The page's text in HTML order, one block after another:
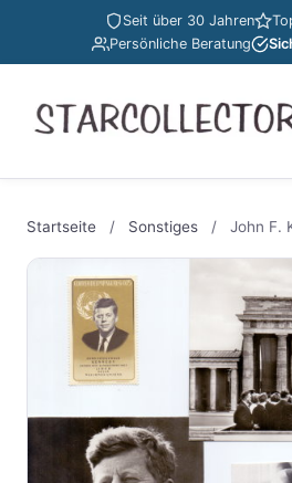
Seit über 30 Jahren
Persönliche Beratung
Startseite / Sonstiges / John F.